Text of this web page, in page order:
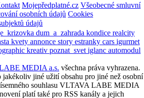
Mojepředplatné.cz Všeobecné smluvní
osobních údajů Cookies
údajů
dum_a_zahrada kondice realcity
kvety annonce story estranky cars igurmet
kreativ poznat_svet iglanc automodul
MEDIA a.s. všechna práva vyhrazena.
jiné užití obsahu pro jiné než osobní
souhlasu VLTAVA LABE MEDIA
platí také pro RSS kanály a jejich